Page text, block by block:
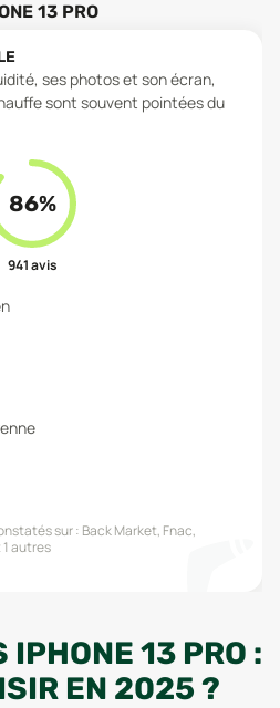
13 PRO
ses photos et son écran,
sont souvent pointées du
86%
941avis
sur : Back Market, Fnac,
autres
IPHONE 13 PRO :
EN 2025 ?